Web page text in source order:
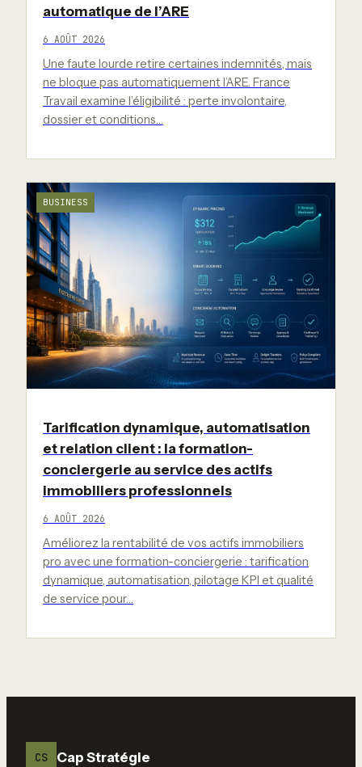
automatique de l’ARE
6 AOÛT 2026
Une faute lourde retire certaines indemnités, mais
ne bloque pas automatiquement l’ARE. France
Travail examine l’éligibilité : perte involontaire,
dossier et conditions…
BUSINESS
Tarification dynamique, automatisation
et relation client : la formation-
conciergerie au service des actifs
immobiliers professionnels
6 AOÛT 2026
Améliorez la rentabilité de vos actifs immobiliers
pro avec une formation-conciergerie : tarification
dynamique, automatisation, pilotage KPI et qualité
de service pour…
CS Cap Stratégie